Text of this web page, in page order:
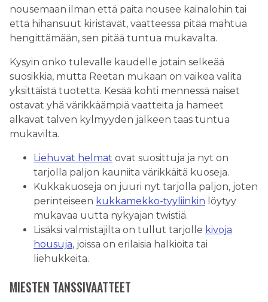
nousemaan ilman että paita nousee kainalohin tai
että hihansuut kiristävät, vaatteessa pitää mahtua
hengittämään, sen pitää tuntua mukavalta.
Kysyin onko tulevalle kaudelle jotain selkeää
suosikkia, mutta Reetan mukaan on vaikea valita
yksittäistä tuotetta. Kesää kohti mennessä naiset
ostavat yhä värikkäämpiä vaatteita ja hameet
alkavat talven kylmyyden jälkeen taas tuntua
mukavilta.
Liehuvat helmat ovat suosittuja ja nyt on
tarjolla paljon kauniita värikkäitä kuoseja.
Kukkakuoseja on juuri nyt tarjolla paljon, joten
perinteiseen kukkamekko-tyyliinkin löytyy
mukavaa uutta nykyajan twistiä.
Lisäksi valmistajilta on tullut tarjolle kivoja
housuja, joissa on erilaisia halkioita tai
liehukkeita.
MIESTEN TANSSIVAATTEET